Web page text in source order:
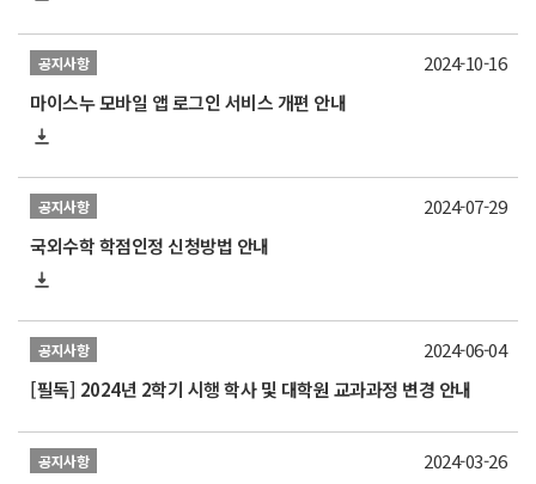
공지사항
마이스누 모바일 앱 로그인 서비스 개편 안내
2024-10-16
공지사항
국외수학 학점인정 신청방법 안내
2024-07-29
공지사항
[필독] 2024년 2학기 시행 학사 및 대학원 교과과정 변경 안내
2024-06-04
공지사항 2024-03-26